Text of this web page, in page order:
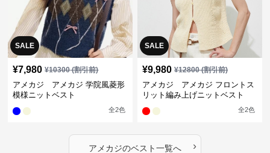
SALE
¥7,980 ¥10300(割引前)
アメカジ アメカジ 学院風菱形
模様ニットベスト
全2色
SALE
¥9,980 ¥12800(割引前)
アメカジ アメカジ フロントス
リット編み上げニットベスト
全2色
アメカジのベスト一覧へ ›